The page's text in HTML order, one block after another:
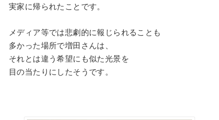
実家に帰られたことです。
メディア等では悲劇的に報じられることも
多かった場所で増田さんは、
それとは違う希望にも似た光景を
目の当たりにしたそうです。